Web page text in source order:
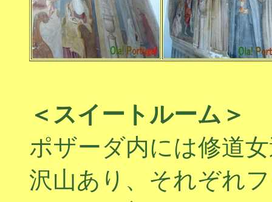
＜スイートルーム＞
ポザーダ内には修道
沢山あり、それぞれ